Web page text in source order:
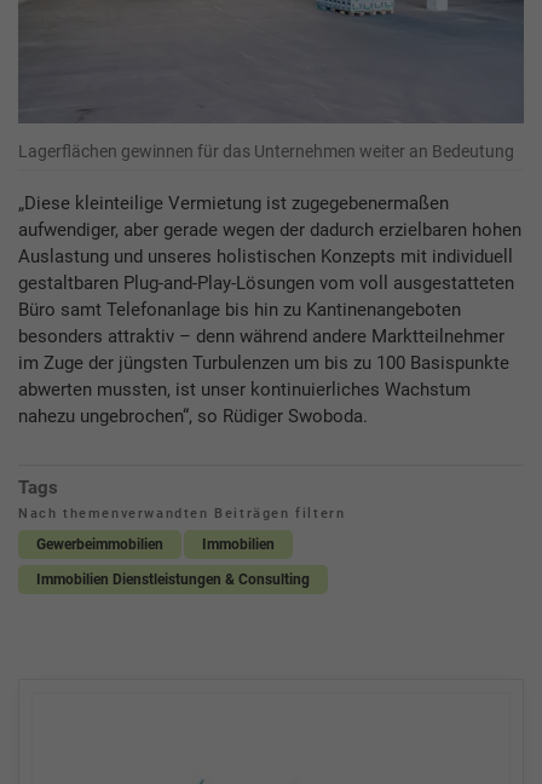
Lagerflächen gewinnen für das Unternehmen weiter an Bedeutung
„Diese kleinteilige Vermietung ist zugegebenermaßen
aufwendiger, aber gerade wegen der dadurch erzielbaren hohen
Auslastung und unseres holistischen Konzepts mit individuell
gestaltbaren Plug-and-Play-Lösungen vom voll ausgestatteten
Büro samt Telefonanlage bis hin zu Kantinenangeboten
besonders attraktiv – denn während andere Marktteilnehmer
im Zuge der jüngsten Turbulenzen um bis zu 100 Basispunkte
abwerten mussten, ist unser kontinuierliches Wachstum
nahezu ungebrochen“, so Rüdiger Swoboda.
Tags
Nach themenverwandten Beiträgen filtern
Gewerbeimmobilien Immobilien
Immobilien Dienstleistungen & Consulting